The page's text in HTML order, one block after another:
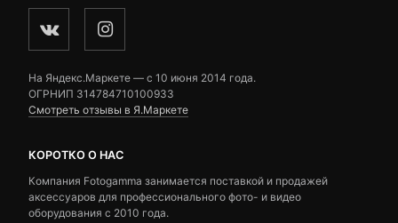
На Яндекс.Маркете — c 10 июня 2014 года.
ОГРНИП 314784710100933
Смотреть отзывы в Я.Маркете
КОРОТКО О НАС
Компания Fotogamma занимается поставкой и продажей
аксессуаров для профессионального фото- и видео
оборудования с 2010 года.